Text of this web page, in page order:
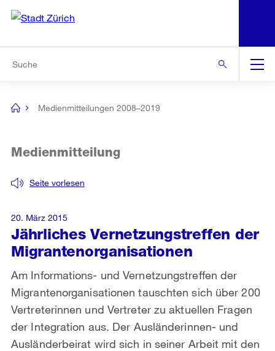
Navigation
[no
Medienmitteilungen 2008–2019
Jährliches Vernetzungstreffen der
Migrantenorganisationen
Seite vorlesen
Medienmitteilung
Am Informations- und Vernetzungstreffen der
Migrantenorganisationen tauschten sich über 200
Vertreterinnen und Vertreter zu aktuellen Fragen
der Integration aus. Der Ausländerinnen- und
Ausländerbeirat wird sich in seiner Arbeit mit den
20. März 2015